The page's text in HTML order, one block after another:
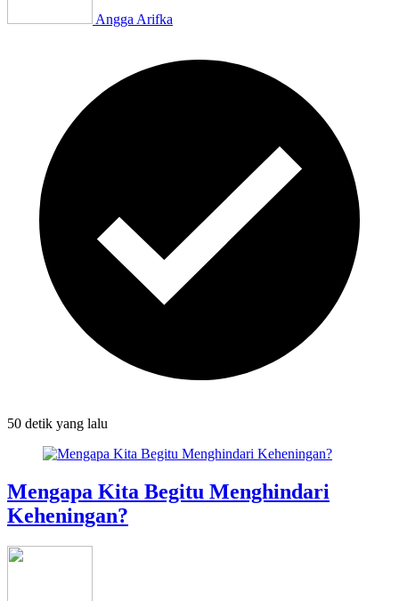
Angga Arifka
50 detik yang lalu
Mengapa Kita Begitu Menghindari
Keheningan?